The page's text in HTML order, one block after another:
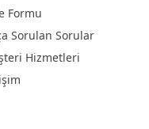
Formu
Sorulan Sorular
Hizmetleri